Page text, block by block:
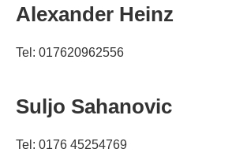
Alexander Heinz
Tel: 017620962556
Suljo Sahanovic
Tel: 0176 45254769